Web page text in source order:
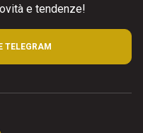
e tendenze!
TELEGRAM